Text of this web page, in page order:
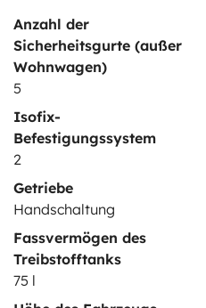
Anzahl der
Sicherheitsgurte (außer
Wohnwagen)
5
Isofix-
Befestigungssystem
2
Getriebe
Handschaltung
Fassvermögen des
Treibstofftanks
75 l
Ratenzahlung
Verfügbar auf